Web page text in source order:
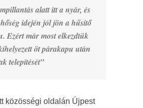
alatt itt a nyár, és
idején jól jön a hűsítő
Ezért már most elkezdtük
öt párakapu után
telepítését”
közösségi oldalán Újpest